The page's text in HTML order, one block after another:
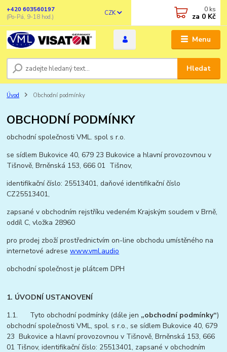
Menu
CZK
Hledat
+420 603560197
(Po-Pá, 9-18 hod.)
0 ks
za 0 Kč
Úvod Obchodní podmínky
OBCHODNÍ PODMÍNKY
obchodní společnosti VML. spol s r.o.
se sídlem Bukovice 40, 679 23 Bukovice a hlavní provozovnou v
Tišnově, Brněnská 153, 666 01 Tišnov,
identifikační číslo: 25513401, daňové identifikační číslo
CZ25513401,
zapsané v obchodním rejstříku vedeném Krajským soudem v Brně,
oddíl C, vložka 28960
pro prodej zboží prostřednictvím on-line obchodu umístěného na
internetové adresewww.vml.audio
obchodní společnost je plátcem DPH
1. ÚVODNÍ USTANOVENÍ
1.1. Tyto obchodní podmínky (dále jen „obchodní podmínky“)
obchodní společnosti VML, spol. s r.o., se sídlem Bukovice 40, 679
23 Bukovice a hlavní provozovnou v Tišnově, Brněnská 153, 666
01 Tišnov, identifikační číslo: 25513401, zapsané v obchodním